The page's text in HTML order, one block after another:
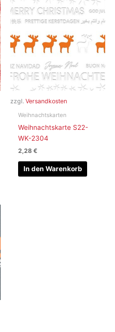
zzgl. Versandkosten
Weihnachtskarten
Weihnachtskarte S22-
WK-2304
2,28€
In den Warenkorb